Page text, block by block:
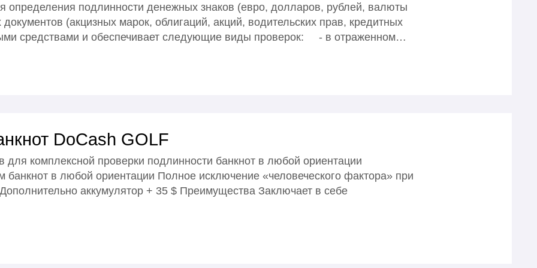
подлинности денежных знаков (евро, долларов, рублей, валюты
(акцизных марок, облигаций, акций, водительских прав, кредитных
средствами и обеспечивает следующие виды проверок: - в отраженном…
DoCash GOLF
для комплексной проверки подлинности банкнот в любой ориентации
в любой ориентации Полное исключение «человеческого фактора» при
аккумулятор + 35 $ Преимущества Заключает в себе